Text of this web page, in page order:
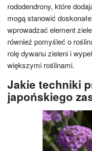
rododendrony, które
mogą stanowić
wprowadzać element
również pomyśleć o
rolę dywanu zieleni i
większymi roślinami.
Jakie techniki
japońskiego